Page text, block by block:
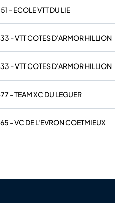
- ECOLE VTT DU LIE
- VTT COTES D'ARMOR HILLION
- VTT COTES D'ARMOR HILLION
- TEAM XC DU LEGUER
- VC DE L'EVRON COETMIEUX
- ECOLE VTT DU LIE